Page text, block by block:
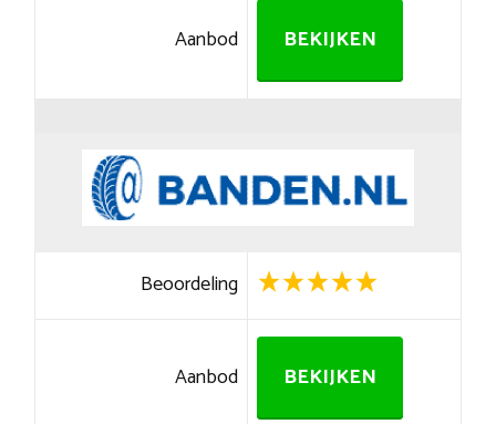
Aanbod BEKIJKEN
Beoordeling
Aanbod BEKIJKEN